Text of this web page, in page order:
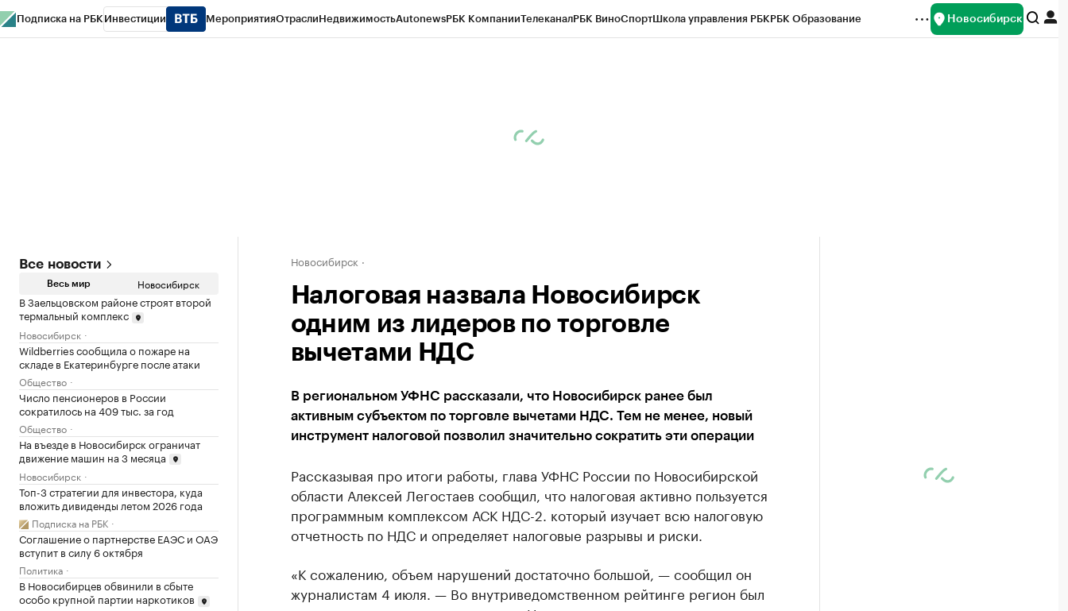
Подписка на РБК Инвестиции МероприятияОтраслиНедвижимостьAutonewsРБК КомпанииТелеканалРБК ВиноСпортШкола управления РБКРБК Образование Новосибирск
Все новости
Весь мир Новосибирск
В Заельцовском районе строят второй
термальный комплекс
Новосибирск
Wildberries сообщила о пожаре на
складе в Екатеринбурге после атаки
Общество
Число пенсионеров в России
сократилось на 409 тыс. за год
Общество
На въезде в Новосибирск ограничат
движение машин на 3 месяца
Новосибирск
Топ-3 стратегии для инвестора, куда
вложить дивиденды летом 2026 года
Подписка на РБК
Соглашение о партнерстве ЕАЭС и ОАЭ
вступит в силу 6 октября
Политика
В Новосибирцев обвинили в сбыте
особо крупной партии наркотиков
Новосибирск
Налоговая назвала Новосибирск
одним из лидеров по торговле
вычетами НДС
В региональном УФНС рассказали, что Новосибирск ранее был
активным субъектом по торговле вычетами НДС. Тем не менее, новый
инструмент налоговой позволил значительно сократить эти операции
Рассказывая про итоги работы, глава УФНС России по Новосибирской
области Алексей Легостаев сообщил, что налоговая активно пользуется
программным комплексом АСК НДС-2. который изучает всю налоговую
отчетность по НДС и определяет налоговые разрывы и риски.
«К сожалению, объем нарушений достаточно большой, — сообщил он
журналистам 4 июля. — Во внутриведомственном рейтинге регион был